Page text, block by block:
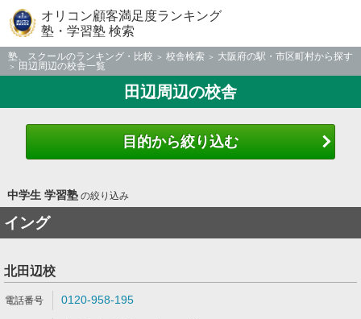
オリコン顧客満足度ランキング
塾・学習塾 検索
塾、スクールのランキング・比較 校舎検索
大阪府の駅・市区町村から探す
田辺周辺の校舎一覧
田辺周辺の校舎
目的から絞り込む
中学生 学習塾の絞り込み
イング
北田辺校
0120-958-195